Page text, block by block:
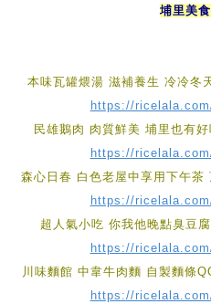
埔里美
本味瓦罐煨湯 滋補養生 冷冷冬
https://
民雄鵝肉 肉質鮮美 埔里也有
https://
森心日春 白色老屋中享用下午
https://
超人氣小吃 你我他晚點臭豆
https://
川味麵館 中韋牛肉麵 自製麵條
https://